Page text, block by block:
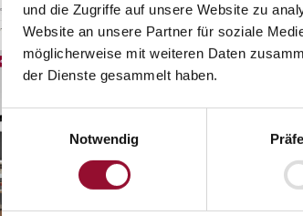
und die Zugriffe auf unsere Website zu
Website an unsere Partner für soziale
möglicherweise mit weiteren Daten
der Dienste gesammelt haben.
Einwilligungsauswahl
Notwendig